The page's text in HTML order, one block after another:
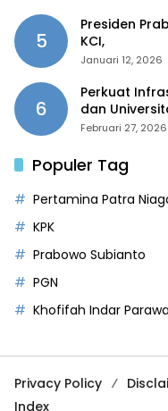
5
Presiden
KCI,
Januari 12, 2026
6
Perkuat
dan
Smart
Februari 27, 2026
Populer Tag
Pertamina Patra
KPK
Prabowo Subianto
PGN
Khofifah Indar
Privacy Policy
Index